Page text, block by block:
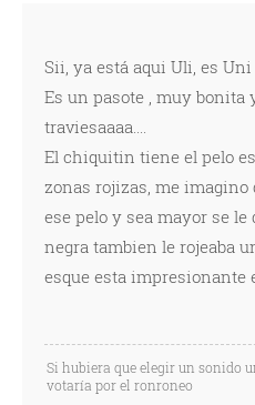
Sii, ya está aqui Uli, es
Es un pasote , muy bonita
traviesaaaa....
El chiquitin tiene el pelo
zonas rojizas, me imagino
ese pelo y sea mayor se
negra tambien le rojeaba
esque esta impresionante
Si hubiera que elegir un sonido
votaría por el ronroneo